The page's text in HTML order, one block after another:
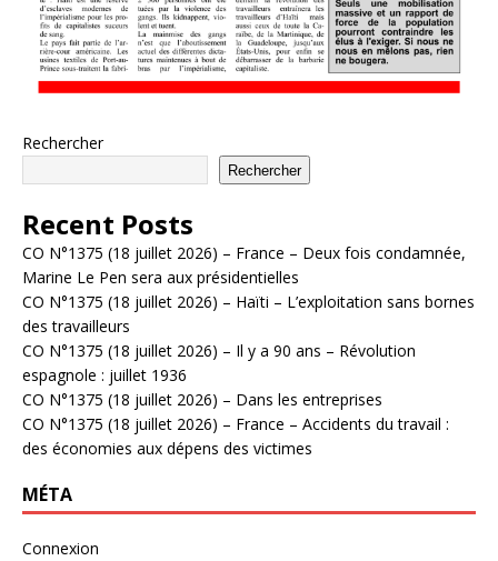
Rechercher
Rechercher
Recent Posts
CO N°1375 (18 juillet 2026) – France – Deux fois condamnée,
Marine Le Pen sera aux présidentielles
CO N°1375 (18 juillet 2026) – Haïti – L’exploitation sans bornes
des travailleurs
CO N°1375 (18 juillet 2026) – Il y a 90 ans – Révolution
espagnole : juillet 1936
CO N°1375 (18 juillet 2026) – Dans les entreprises
CO N°1375 (18 juillet 2026) – France – Accidents du travail :
des économies aux dépens des victimes
MÉTA
Connexion